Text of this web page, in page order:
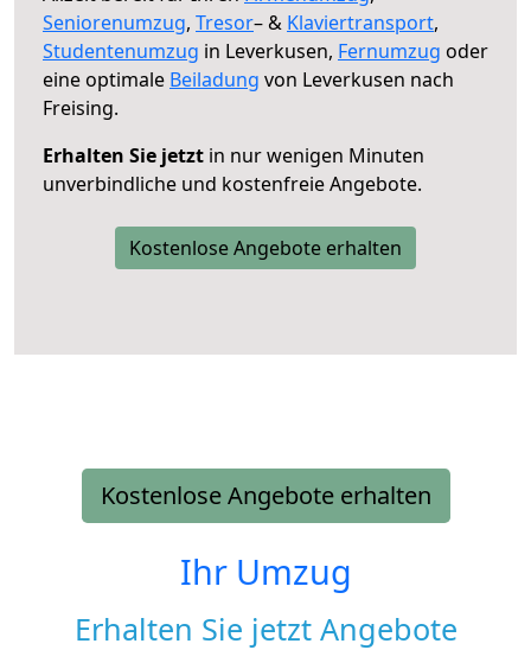
Seniorenumzug, Tresor– & Klaviertransport,
Studentenumzug in Leverkusen, Fernumzug oder
eine optimale Beiladung von Leverkusen nach
Freising.
Erhalten Sie jetzt in nur wenigen Minuten
unverbindliche und kostenfreie Angebote.
Kostenlose Angebote erhalten
Kostenlose Angebote erhalten
Ihr Umzug
Erhalten Sie jetzt Angebote